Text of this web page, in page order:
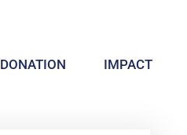
DONATION IMPACT